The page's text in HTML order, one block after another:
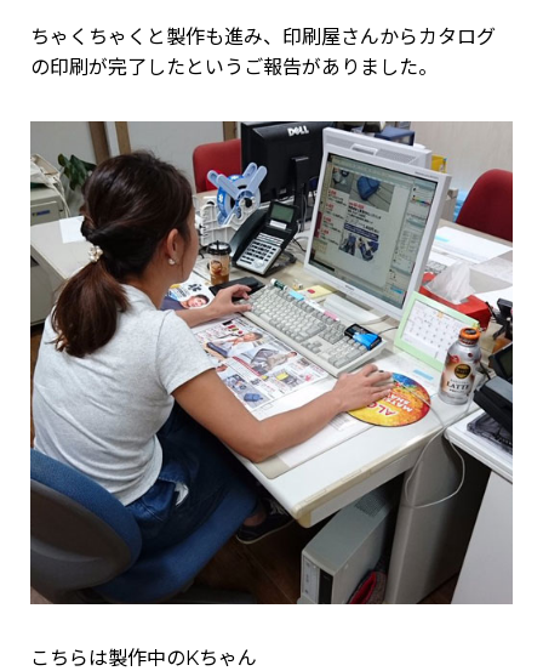
ちゃくちゃくと製作も進み、印刷屋さんからカタログ
の印刷が完了したというご報告がありました。
こちらは製作中のKちゃん